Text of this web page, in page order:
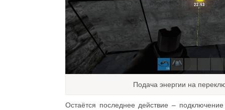
Подача энергии на
Остаётся последнее действие –